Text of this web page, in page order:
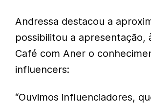
Andressa destacou a
possibilitou a apresentação,
Café com Aner o
influencers:
“Ouvimos influenciadores,